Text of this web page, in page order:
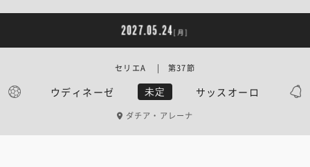
2027.05.24[月]
ウディネーゼ 未定 サッスオーロ
セリエA | 第37節
ダチア・アレーナ